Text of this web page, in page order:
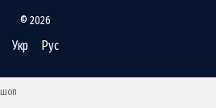
© 2026
Укр Рус